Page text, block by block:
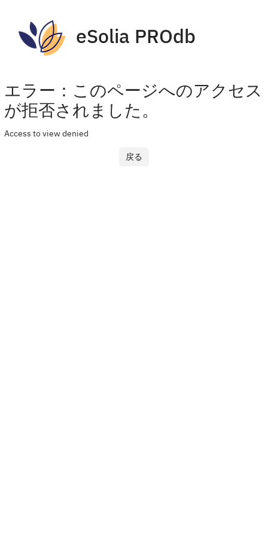
eSolia PROdb
エラー：このページへのアクセス
が拒否されました。
Access to view denied
戻る